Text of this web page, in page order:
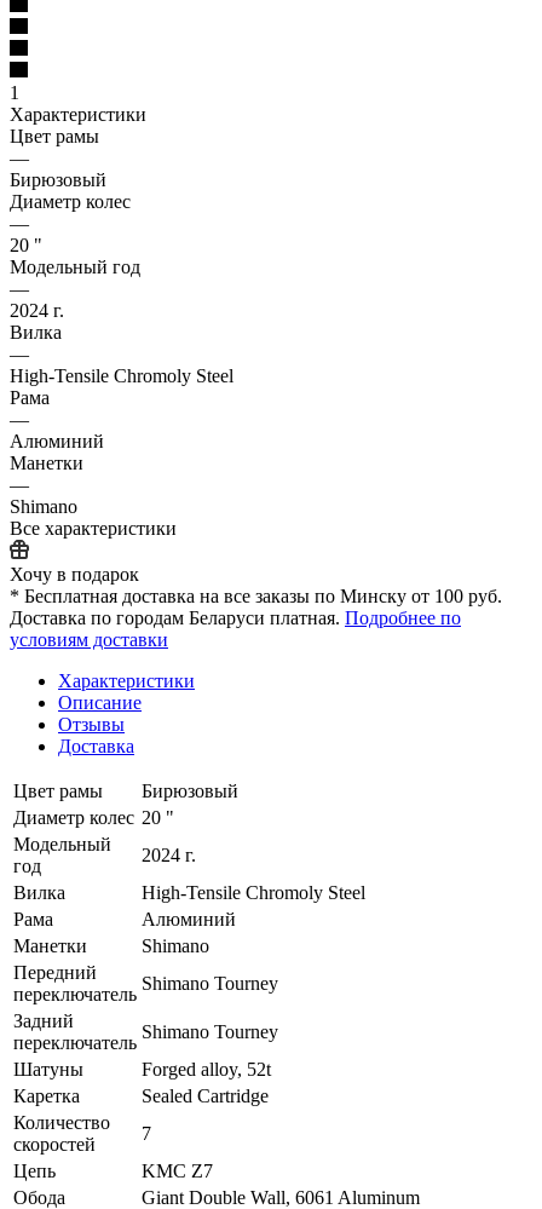
1
Характеристики
Цвет рамы
—
Бирюзовый
Диаметр колес
—
20 "
Модельный год
—
2024 г.
Вилка
—
High-Tensile Chromoly Steel
Рама
—
Алюминий
Манетки
—
Shimano
Все характеристики
Хочу в подарок
* Бесплатная доставка на все заказы по Минску от 100 руб.
Доставка по городам Беларуси платная. Подробнее по
условиям доставки
Характеристики
Описание
Отзывы
Доставка
Цвет рамы
Бирюзовый
Диаметр колес 20 "
Модельный
год
2024 г.
Вилка
High-Tensile Chromoly Steel
Рама
Алюминий
Манетки
Shimano
Передний
переключатель
Shimano Tourney
Задний
переключатель
Shimano Tourney
Шатуны
Forged alloy, 52t
Каретка
Sealed Cartridge
Количество
скоростей
7
Цепь
KMC Z7
Обода
Giant Double Wall, 6061 Aluminum